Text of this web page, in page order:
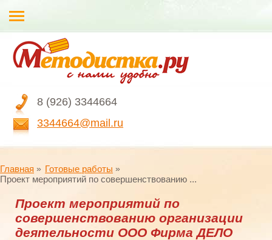
8 (926) 3344664
3344664@mail.ru
Главная
Готовые работы
Проект мероприятий по совершенствованию ...
Проект мероприятий по
совершенствованию организации
деятельности ООО Фирма ДЕЛО